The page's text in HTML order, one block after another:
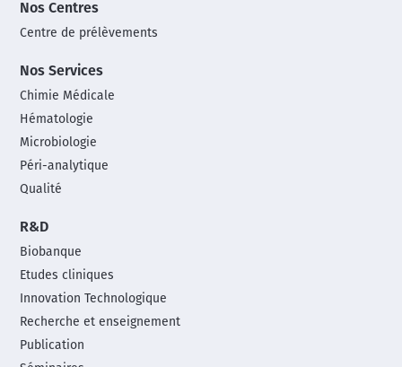
Nos Centres
Centre de prélèvements
Nos Services
Chimie Médicale
Hématologie
Microbiologie
Péri-analytique
Qualité
R&D
Biobanque
Etudes cliniques
Innovation Technologique
Recherche et enseignement
Publication